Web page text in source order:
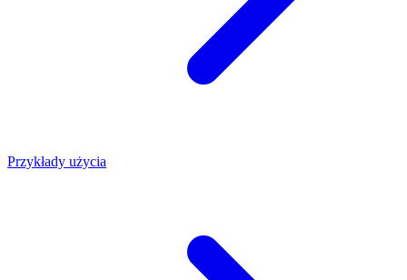
Przykłady użycia